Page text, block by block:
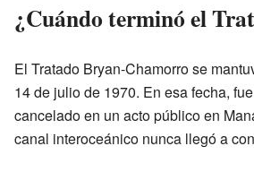
¿Cuándo terminó el
El Tratado Bryan-Chamorro se
14 de julio de 1970. En esa fecha,
cancelado en un acto público en
canal interoceánico nunca llegó a